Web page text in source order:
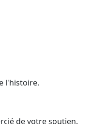
l'histoire.
de votre soutien.